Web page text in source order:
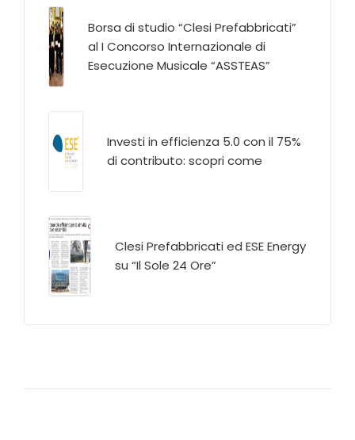
Borsa di studio “Clesi Prefabbricati”
al I Concorso Internazionale di
Esecuzione Musicale “ASSTEAS”
Investi in efficienza 5.0 con il 75%
di contributo: scopri come
Clesi Prefabbricati ed ESE Energy
su “Il Sole 24 Ore”